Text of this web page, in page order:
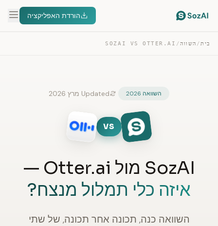
הורדת האפליקציה
בית/ השווה/
SOZAI VS OTTER.AI
השוואה 2026 Updated מרץ 2026
VS
SozAI מול Otter.ai —
איזה כלי תמלול מנצח?
השוואה כנה, תכונה אחר תכונה, של שתי